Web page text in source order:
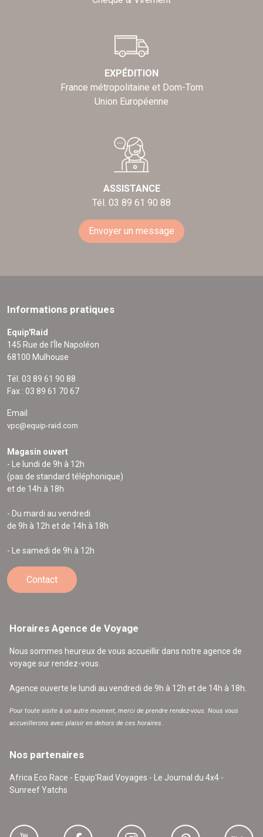
EXPÉDITION
France métropolitaine et Dom-Tom
Union Européenne
ASSISTANCE
Tél. 03 89 61 90 88
Envoyer un message
Informations pratiques
Equip'Raid
145 Rue de l'Île Napoléon
68100 Mulhouse
Tél. 03 89 61 90 88
Fax : 03 89 61 70 67
Email
vpc@equip-raid.com
Magasin ouvert
- Le lundi de 9h à 12h
(pas de standard téléphonique)
et de 14h à 18h
- Du mardi au vendredi
de 9h à 12h et de 14h à 18h
- Le samedi de 9h à 12h
Contact
Horaires Agence de Voyage
Nous sommes heureux de vous accueillir dans notre agence de
voyage sur rendez-vous.
Agence ouverte le lundi au vendredi de 9h à 12h et de 14h à 18h.
Pour toute visite à un autre moment, merci de prendre rendez-vous. Nous vous
accueillerons avec plaisir en dehors de ces horaires.
Nos partenaires
Africa Eco Race - Equip'Raid Voyages - Le Journal du 4x4 -
Sunreef Yatchs